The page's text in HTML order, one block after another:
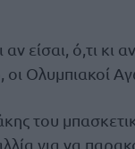
είσαι, ό,τι κι
Ολυμπιακοί
του
για να